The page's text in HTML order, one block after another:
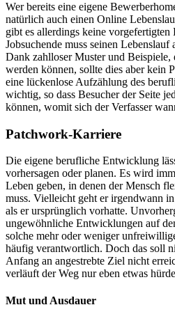
Wer bereits eine eigene
natürlich auch einen Online
gibt es allerdings keine vorgefertigten
Jobsuchende muss seinen
Dank zahlloser Muster und Beispiele,
werden können, sollte dies aber kein
eine lückenlose Aufzählung des
wichtig, so dass Besucher der Seite
können, womit sich der Verfasser
Patchwork-Karriere
Die eigene berufliche Entwicklung
vorhersagen oder planen. Es wird
Leben geben, in denen der Mensch
muss. Vielleicht geht er irgendwann
als er ursprünglich vorhatte.
ungewöhnliche Entwicklungen auf
solche mehr oder weniger
häufig verantwortlich. Doch das soll
Anfang an angestrebte Ziel nicht
verläuft der Weg nur eben etwas
Mut und Ausdauer